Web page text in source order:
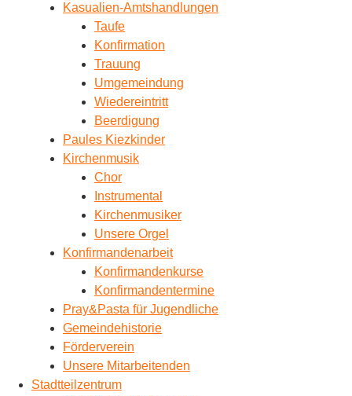
Kasualien-Amtshandlungen
Taufe
Konfirmation
Trauung
Umgemeindung
Wiedereintritt
Beerdigung
Paules Kiezkinder
Kirchenmusik
Chor
Instrumental
Kirchenmusiker
Unsere Orgel
Konfirmandenarbeit
Konfirmandenkurse
Konfirmandentermine
Pray&Pasta für Jugendliche
Gemeindehistorie
Förderverein
Unsere Mitarbeitenden
Stadtteilzentrum